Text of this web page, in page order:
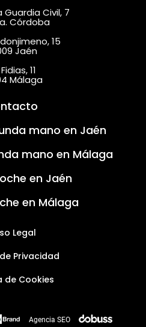
Guardia Civil, 7
Córdoba
15
Jaén
11
Málaga
mano en Jaén
mano en Málaga
en Jaén
en Málaga
Legal
Privacidad
de Cookies
Agencia SEO